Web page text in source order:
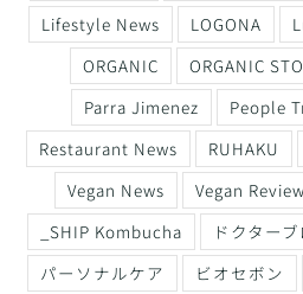
Lifestyle News
LOGONA
ORGANIC
ORGANIC
Parra Jimenez
People
Restaurant News
RUHAKU
Vegan News
Vegan Review
_SHIP Kombucha
ドクター
パーソナルケア
ビオセボン